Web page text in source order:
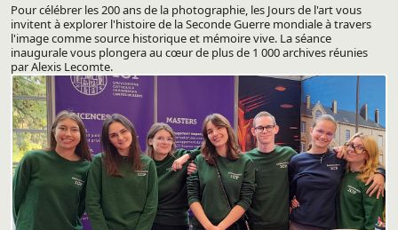
Pour célébrer les 200 ans de la photographie, les Jours de l'art vous
invitent à explorer l'histoire de la Seconde Guerre mondiale à travers
l'image comme source historique et mémoire vive. La séance
inaugurale vous plongera au cœur de plus de 1 000 archives réunies
par Alexis Lecomte.